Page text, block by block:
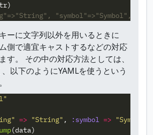
)
"symbol"=>"Symbol",
ーに文字列以外を用いるときに
側で適宜キャストするなどの対応
す。 その中の対応方法としては、
、以下のようにYAMLを使うという
=> "String" , :symbol => "Symbol"
(data)